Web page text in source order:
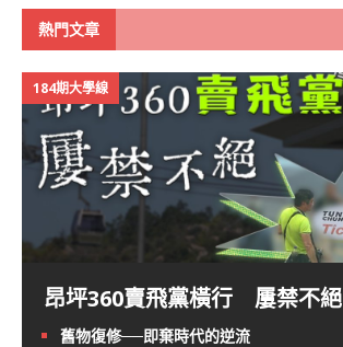
熱門文章
184期大學線
昂坪360賣飛黨橫行 屢禁不絕
舊物復修──即棄時代的逆流